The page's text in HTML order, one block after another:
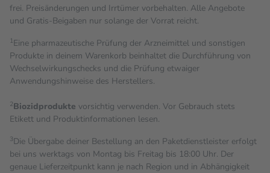
frei. Preisänderungen und Irrtümer vorbehalten. Alle Angebote
und Gratis-Beigaben nur solange der Vorrat reicht.
1Eine pharmazeutische Prüfung der Arzneimittel und sonstigen
Produkte in deinem Warenkorb beinhaltet die Durchführung von
Wechselwirkungschecks und die Prüfung etwaiger
Anwendungshinweise des Herstellers.
2Biozidprodukte vorsichtig verwenden. Vor Gebrauch stets
Etikett und Produktinformationen lesen.
3Die Übergabe deiner Bestellung an den Paketdienstleister erfolgt
bei uns werktags von Montag bis Freitag bis 18:00 Uhr. Der
genaue Lieferzeitpunkt kann je nach Region und in Abhängigkeit